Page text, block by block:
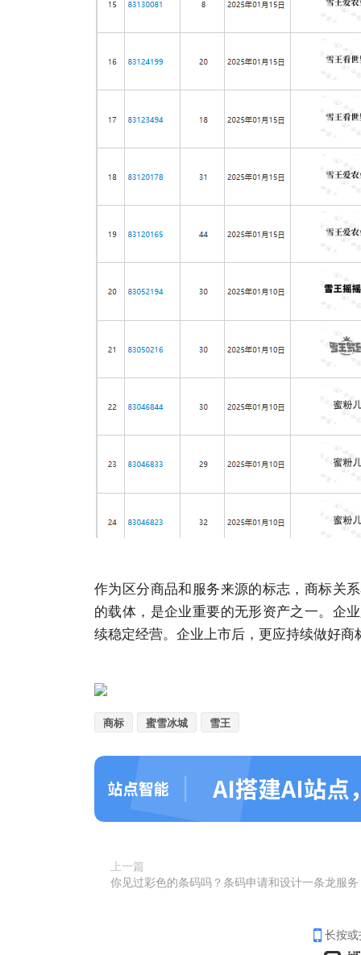
作为区分商品和服务来源的标志， 商标关
的载体，是企业重要的无形资产之一。 企业
续稳定经营。 企业上市后，更应持续做好商
商标 蜜雪冰城 雪王
上一篇
你见过彩色的条码吗？条码申请和设计一条龙服
长按